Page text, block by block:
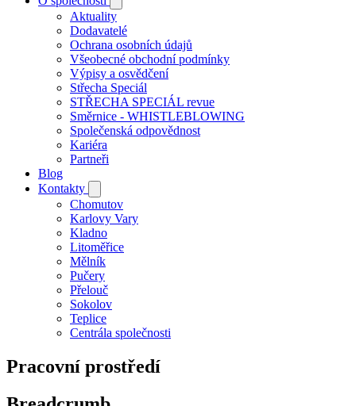
Aktuality
Dodavatelé
Ochrana osobních údajů
Všeobecné obchodní podmínky
Výpisy a osvědčení
Střecha Speciál
STŘECHA SPECIÁL revue
Směrnice - WHISTLEBLOWING
Společenská odpovědnost
Kariéra
Partneři
Blog
Kontakty
Chomutov
Karlovy Vary
Kladno
Litoměřice
Mělník
Pučery
Přelouč
Sokolov
Teplice
Centrála společnosti
Pracovní prostředí